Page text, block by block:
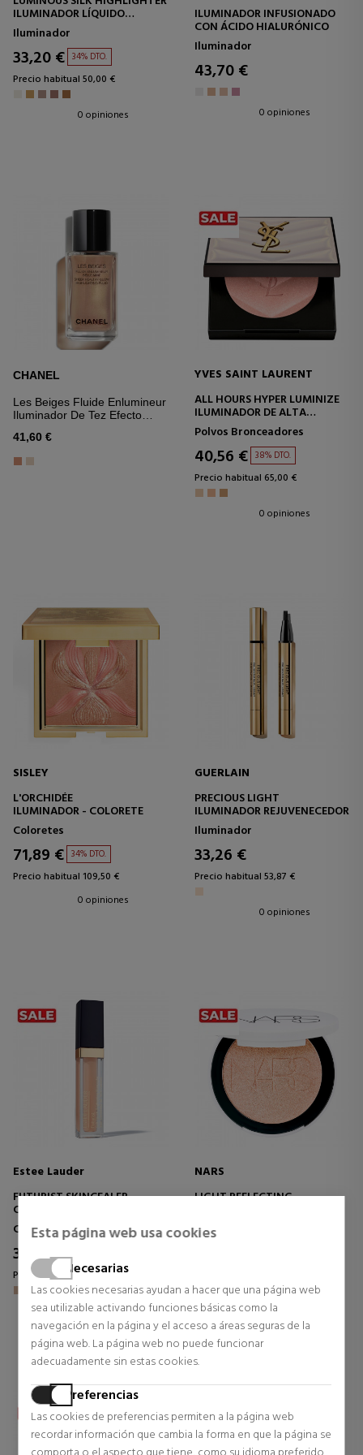
Esta página web usa cookies
Necesarias
Las cookies necesarias ayudan a hacer que una página web
sea utilizable activando funciones básicas como la
navegación en la página y el acceso a áreas seguras de la
página web. La página web no puede funcionar
adecuadamente sin estas cookies.
Preferencias
Las cookies de preferencias permiten a la página web
recordar información que cambia la forma en que la página se
ILUMINADOR LÍQUIDO
ACUOSO
Iluminador
33,20 € 34% DTO.
Precio habitual 50,00 €
0 opiniones
ILUMINADOR INFUSIONADO
CON ÁCIDO HIALURÓNICO
Iluminador
43,70 €
0 opiniones
CHANEL
Les Beiges Fluide Enlumineur
Iluminador De Tez Efecto
Luminoso. Para Rostro Y
41,60 €
YVES SAINT LAURENT
ALL HOURS HYPER LUMINIZE
ILUMINADOR DE ALTA
COSTURA
Polvos Bronceadores
40,56 € 38% DTO.
Precio habitual 65,00 €
0 opiniones
SISLEY
L'ORCHIDÉE
ILUMINADOR - COLORETE
Coloretes
71,89 € 34% DTO.
Precio habitual 109,50 €
0 opiniones
GUERLAIN
PRECIOUS LIGHT
ILUMINADOR REJUVENECEDOR
Iluminador
33,26 €
Precio habitual 53,87 €
0 opiniones
Estee Lauder
FUTURIST SKINCEALER
CORRECTOR DEL TONO DE LA
PIEL + ILUMINADOR SUAVE
Correctores
37,05 €
Precio habitual 39,00 €
0 opiniones
NARS
LIGHT REFLECTING
RENDIMIENTO
Polvos Bronceadores
0 opiniones